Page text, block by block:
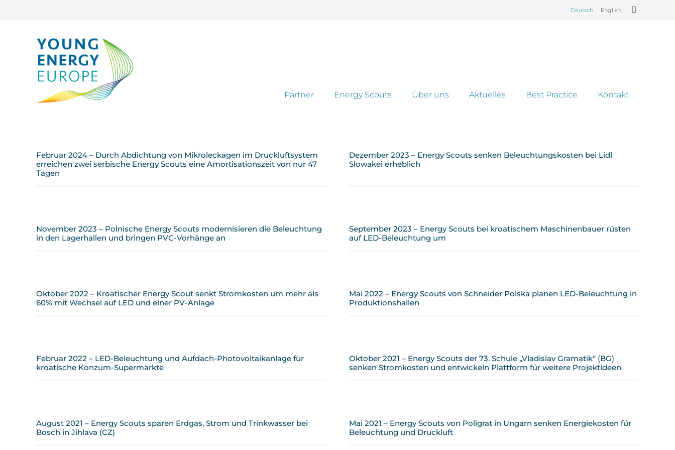
Deutsch English
Partner Energy Scouts Über uns Aktuelles Best Practice Kontakt
Februar 2024 – Durch Abdichtung von Mikroleckagen im Druckluftsystem
erreichen zwei serbische Energy Scouts eine Amortisationszeit von nur 47
Tagen
Dezember 2023 – Energy Scouts senken Beleuchtungskosten bei Lidl
Slowakei erheblich
November 2023 – Polnische Energy Scouts modernisieren die Beleuchtung
in den Lagerhallen und bringen PVC-Vorhänge an
September 2023 – Energy Scouts bei kroatischem Maschinenbauer rüsten
auf LED-Beleuchtung um
Oktober 2022 – Kroatischer Energy Scout senkt Stromkosten um mehr als
60% mit Wechsel auf LED und einer PV-Anlage
Mai 2022 – Energy Scouts von Schneider Polska planen LED-Beleuchtung in
Produktionshallen
Februar 2022 – LED-Beleuchtung und Aufdach-Photovoltaikanlage für
kroatische Konzum-Supermärkte
Oktober 2021 – Energy Scouts der 73. Schule „Vladislav Gramatik“ (BG)
senken Stromkosten und entwickeln Plattform für weitere Projektideen
August 2021 – Energy Scouts sparen Erdgas, Strom und Trinkwasser bei
Bosch in Jihlava (CZ)
Mai 2021 – Energy Scouts von Poligrat in Ungarn senken Energiekosten für
Beleuchtung und Druckluft